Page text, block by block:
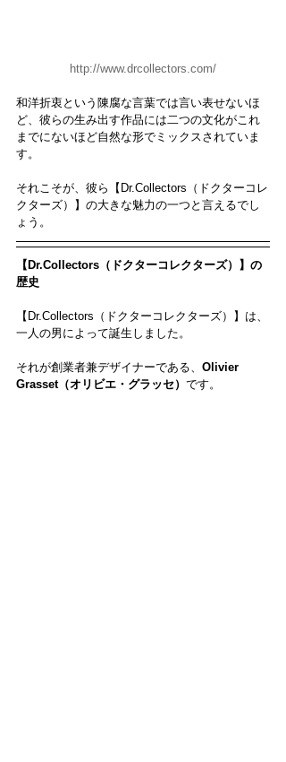
http://www.drcollectors.com/
和洋折衷という陳腐な言葉では言い表せないほ
ど、彼らの生み出す作品には二つの文化がこれ
までにないほど自然な形でミックスされていま
す。
それこそが、彼ら【Dr.Collectors（ドクターコレ
クターズ）】の大きな魅力の一つと言えるでし
ょう。
【Dr.Collectors（ドクターコレクターズ）】の
歴史
【Dr.Collectors（ドクターコレクターズ）】は、
一人の男によって誕生しました。
それが創業者兼デザイナーである、 Olivier
Grasset（オリビエ・グラッセ） です。